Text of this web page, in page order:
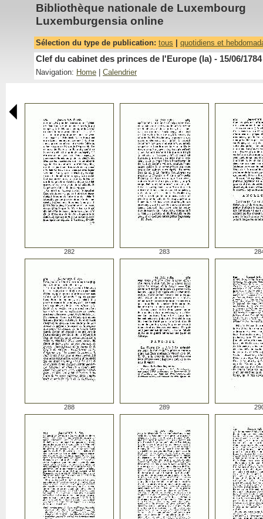
Bibliothèque nationale de Luxembourg
Luxemburgensia online
Sélection du type de publication: tous quotidiens et
Clef du cabinet des princes de l'Europe (la) - 15/06/1784
Navigation: Home Calendrier
282 283
288 289